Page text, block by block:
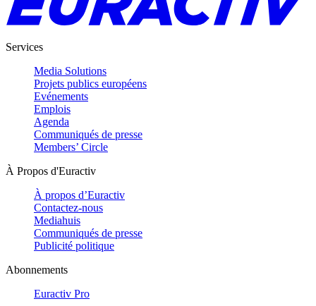
Services
Media Solutions
Projets publics européens
Evénements
Emplois
Agenda
Communiqués de presse
Members’ Circle
À Propos d'Euractiv
À propos d’Euractiv
Contactez-nous
Mediahuis
Communiqués de presse
Publicité politique
Abonnements
Euractiv Pro